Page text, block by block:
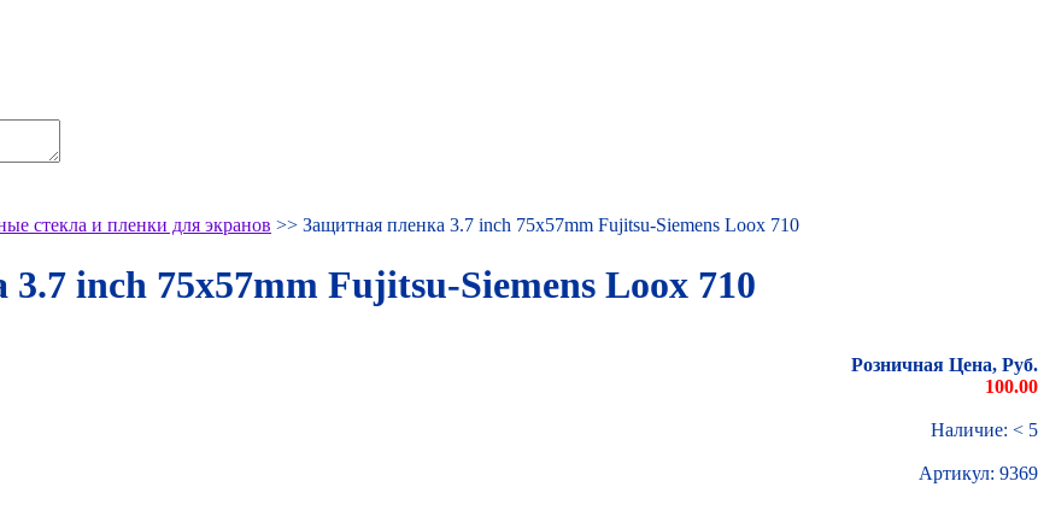
стекла и пленки для экранов >> Защитная пленка 3.7 inch 75x57mm Fujitsu-Siemens Loox 710
inch 75x57mm Fujitsu-Siemens Loox 710
Розничная Цена, Руб.
100.00
Наличие: < 5
Артикул: 9369